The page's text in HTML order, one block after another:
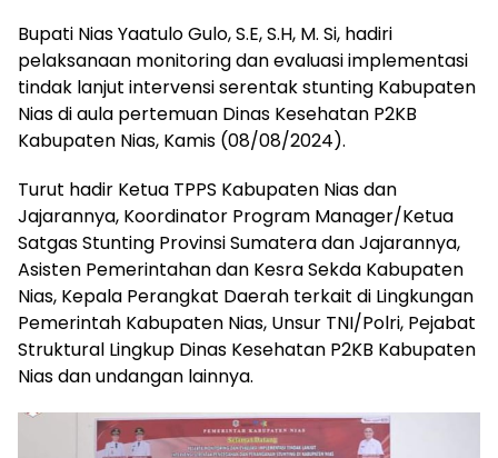
Bupati Nias Yaatulo Gulo, S.E, S.H, M. Si, hadiri
pelaksanaan monitoring dan evaluasi implementasi
tindak lanjut intervensi serentak stunting Kabupaten
Nias di aula pertemuan Dinas Kesehatan P2KB
Kabupaten Nias, Kamis (08/08/2024).
Turut hadir Ketua TPPS Kabupaten Nias dan
Jajarannya, Koordinator Program Manager/Ketua
Satgas Stunting Provinsi Sumatera dan Jajarannya,
Asisten Pemerintahan dan Kesra Sekda Kabupaten
Nias, Kepala Perangkat Daerah terkait di Lingkungan
Pemerintah Kabupaten Nias, Unsur TNI/Polri, Pejabat
Struktural Lingkup Dinas Kesehatan P2KB Kabupaten
Nias dan undangan lainnya.